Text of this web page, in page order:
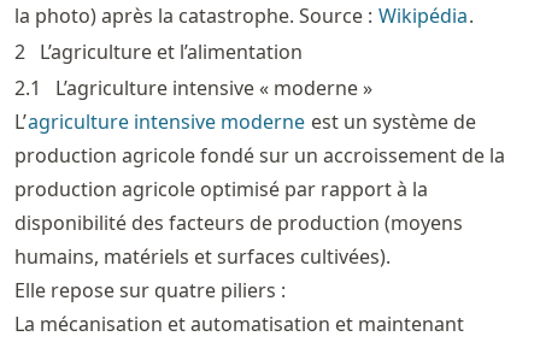
la photo) après la catastrophe. Source : Wikipédia.
2 L’agriculture et l’alimentation
2.1
L’agriculture intensive « moderne »
L’agriculture intensive moderne est un système de
production agricole fondé sur un accroissement de la
production agricole optimisé par rapport à la
disponibilité des facteurs de production (moyens
humains, matériels et surfaces cultivées).
Elle repose sur quatre piliers :
La mécanisation et automatisation et maintenant